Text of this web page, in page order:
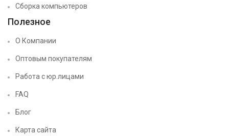
Сборка компьютеров
Полезное
О Компании
Оптовым покупателям
Работа с юр.лицами
FAQ
Блог
Карта сайта